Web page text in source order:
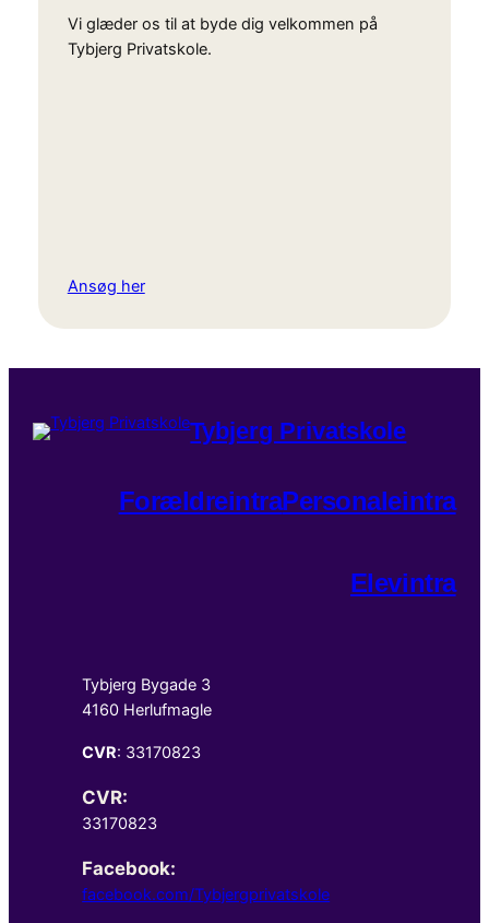
Vi glæder os til at byde dig velkommen på
Tybjerg Privatskole.
Ansøg her
Tybjerg Privatskole
ForældreintraPersonaleintra
Elevintra
Tybjerg Bygade 3
4160 Herlufmagle
CVR: 33170823
CVR:
33170823
Facebook:
facebook.com/Tybjergprivatskole